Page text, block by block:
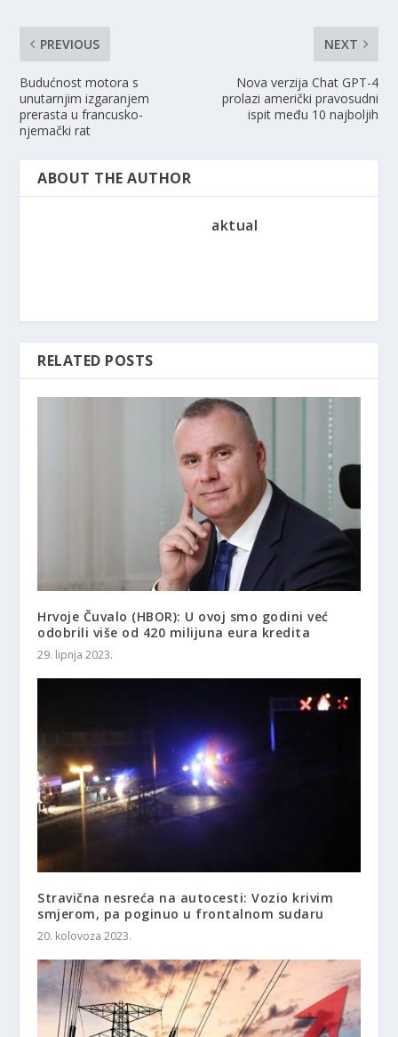
PREVIOUS
Budućnost motora s
unutarnjim izgaranjem
prerasta u francusko-
njemački rat
NEXT
Nova verzija Chat GPT-4
prolazi američki pravosudni
ispit među 10 najboljih
ABOUT THE AUTHOR
aktual
RELATED POSTS
Hrvoje Čuvalo (HBOR): U ovoj smo godini već
odobrili više od 420 milijuna eura kredita
29. lipnja 2023.
Stravična nesreća na autocesti: Vozio krivim
smjerom, pa poginuo u frontalnom sudaru
20. kolovoza 2023.